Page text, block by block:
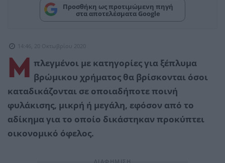
Προσθήκη ως προτιμώμενη πηγή
στα αποτελέσματα Google
14:46, 20 Οκτωβρίου 2020
Μ
πλεγμένοι με κατηγορίες για ξέπλυμα
βρώμικου χρήματος θα βρίσκονται όσοι
καταδικάζονται σε οποιαδήποτε ποινή
φυλάκισης, μικρή ή μεγάλη, εφόσον από το
αδίκημα για το οποίο δικάστηκαν προκύπτει
οικονομικό όφελος.